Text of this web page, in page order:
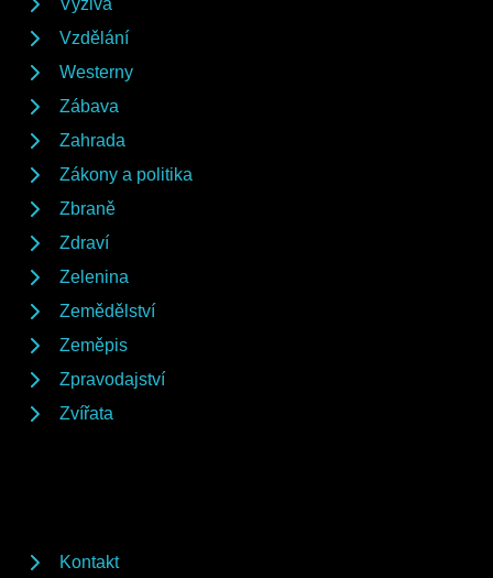
Výživa
Vzdělání
Westerny
Zábava
Zahrada
Zákony a politika
Zbraně
Zdraví
Zelenina
Zemědělství
Zeměpis
Zpravodajství
Zvířata
Kontakt